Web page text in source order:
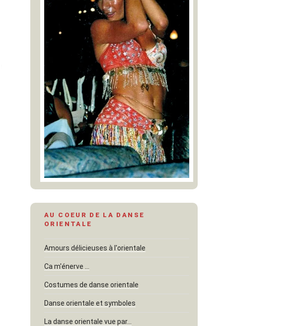
AU COEUR DE LA DANSE
ORIENTALE
Amours délicieuses à l'orientale
Ca m'énerve …
Costumes de danse orientale
Danse orientale et symboles
La danse orientale vue par…